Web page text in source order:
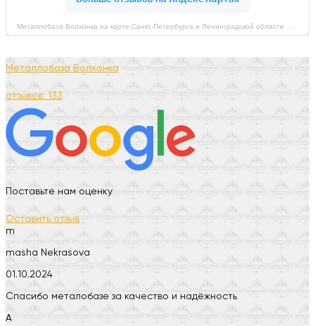
Металлобаза Волхонка
отзывов: 133
Поставьте нам оценку
Оставить отзыв
m
masha Nekrasova
01.10.2024
Спасибо металобазе за качество и надёжность
А